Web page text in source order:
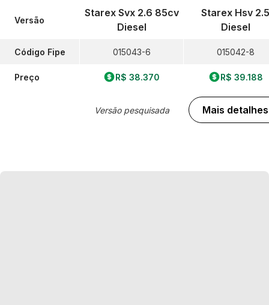
Versão
Código Fipe
Preço
Starex Svx 2.6 85cv
Diesel
015043-6
R$ 38.370
Versão pesquisada
Starex Hsv 2.5
Diesel
015042-8
R$ 39.188
Mais detalhes